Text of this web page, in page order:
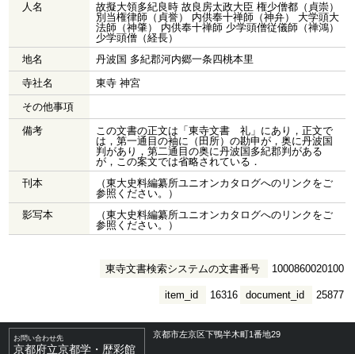
人名
故擬大領多紀良時 故良房太政大臣 権少僧都（貞崇）
別当権律師（貞誉） 内供奉十禅師（神弁） 大学頭大
法師（神肇） 内供奉十禅師 少学頭僧従儀師（禅鴻）
少学頭僧（経長）
地名
丹波国 多紀郡河内郷一条四桃本里
寺社名
東寺 神宮
その他事項
備考
この文書の正文は「東寺文書 礼」にあり，正文で
は，第一通目の袖に（田所）の勘申が，奥に丹波国
判があり，第二通目の奥に丹波国多紀郡判がある
が，この案文では省略されている．
刊本
（東大史料編纂所ユニオンカタログへのリンクをご
参照ください。）
影写本
（東大史料編纂所ユニオンカタログへのリンクをご
参照ください。）
東寺文書検索システムの文書番号 1000860020100
document_id 25877
item_id 16316
お問い合わせ先
京都府立京都学・歴彩館
京都市左京区下鴨半木町1番地29